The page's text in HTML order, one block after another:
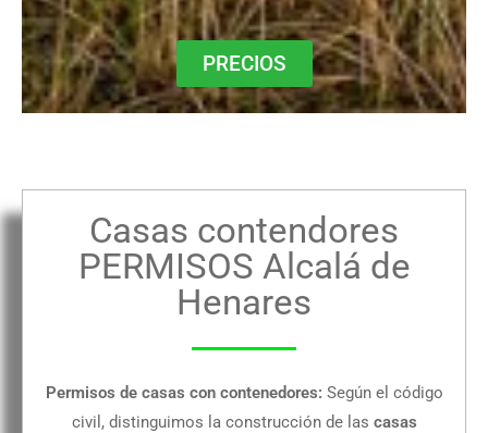
PRECIOS
Casas contendores
PERMISOS Alcalá de
Henares
Permisos de casas con contenedores: Según el código
civil, distinguimos la construcción de las casas